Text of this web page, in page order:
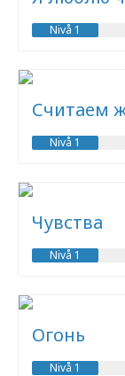
Nivå 1
Считаем
Nivå 1
Чувства
Nivå 1
Огонь
Nivå 1